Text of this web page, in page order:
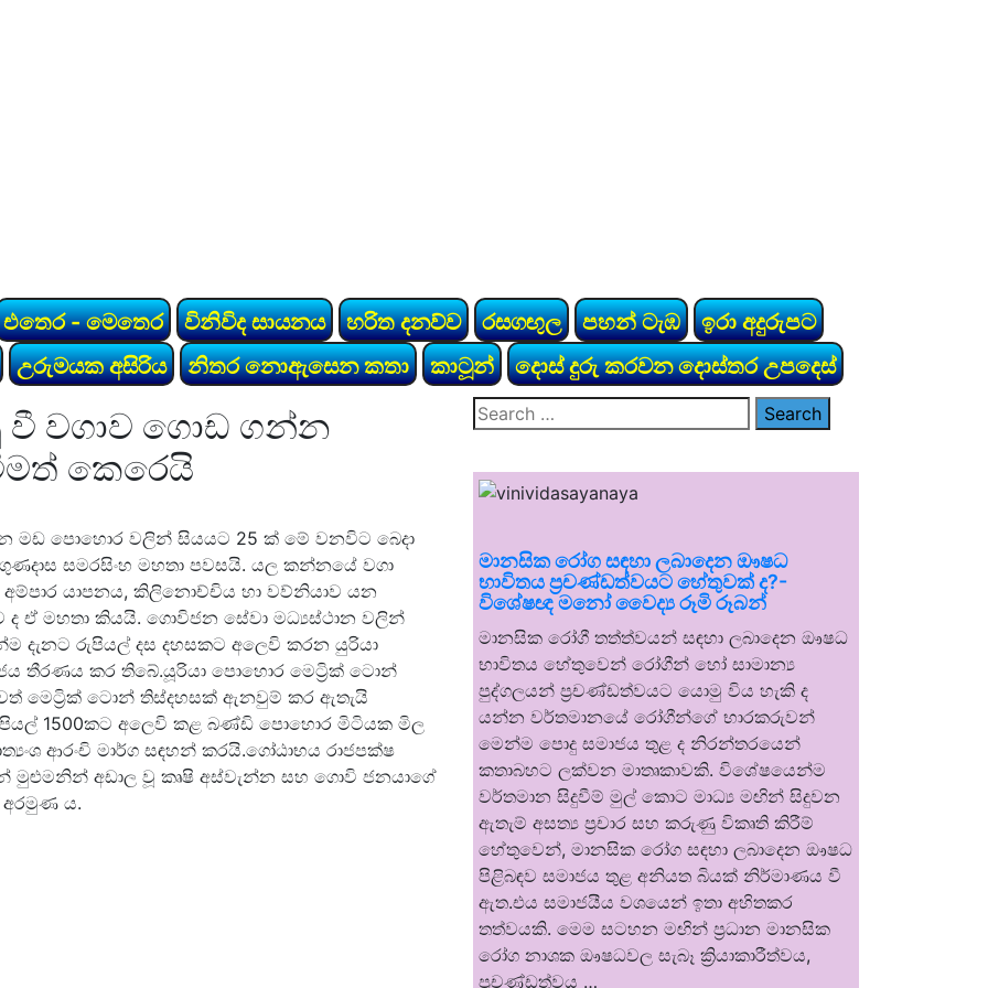
එතෙර - මෙතෙර විනිවිද සායනය හරිත දනව්ව රසගඟුල පහන් ටැඹ
ඉරා අදුරුපට
උරුමයක අසිරිය නිතර නොඇසෙන කතා කාටූන් දොස් දුරු කරවන දොස්තර උපදෙස්
වී වගාව ගොඩ ගන්න
කෙරෙයි
පොහොර වලින් සියයට 25 ක් මේ වනවිට බෙදා
සමරසිංහ මහතා පවසයි. යල කන්නයේ වගා
යාපනය, කිලිනොච්චිය හා වව්නියාව යන
ද ඒ මහතා කියයි. ගොවිජන සේවා මධ්‍යස්ථාන වලින්
දැනට රුපියල් දස දහසකට අලෙවි කරන යුරියා
තීරණය කර තිබේ.යූරියා පොහොර මෙට්‍රික් ටොන්
මෙට්‍රික් ටොන් තිස්දහසක් ඇනවුම් කර ඇතැයි
1500කට අලෙවි කළ බණ්ඩි පොහොර මිටියක මිල
ආරංචි මාර්ග සඳහන් කරයි.ගෝඨාභය රාජපක්ෂ
අඩාල වූ කෘෂි අස්වැන්න සහ ගොවි ජනයාගේ
අරමුණ ය.
Search
for:
මානසික රෝග සඳහා ලබාදෙන ඖෂධ
භාවිතය ප්‍රචණ්ඩත්වයට හේතුවක් ද?-
විශේෂඥ මනෝ වෛද්‍ය රූමි රූබන්
මානසික රෝගී තත්ත්වයන් සඳහා ලබාදෙන ඖෂධ
භාවිතය හේතුවෙන් රෝගීන් හෝ සාමාන්‍ය
පුද්ගලයන් ප්‍රචණ්ඩත්වයට යොමු විය හැකි ද
යන්න වර්තමානයේ රෝගීන්ගේ භාරකරුවන්
මෙන්ම පොදු සමාජය තුළ ද නිරන්තරයෙන්
කතාබහට ලක්වන මාතෘකාවකි. විශේෂයෙන්ම
වර්තමාන සිදුවීම් මුල් කොට මාධ්‍ය මඟින් සිදුවන
ඇතැම් අසත්‍ය ප්‍රචාර සහ කරුණු විකෘති කිරීම්
හේතුවෙන්, මානසික රෝග සඳහා ලබාදෙන ඖෂධ
පිළිබඳව සමාජය තුළ අනියත බියක් නිර්මාණය වී
ඇත.එය සමාජයීය වශයෙන් ඉතා අහිතකර
තත්වයකි. මෙම සටහන මඟින් ප්‍රධාන මානසික
රෝග නාශක ඖෂධවල සැබෑ ක්‍රියාකාරීත්වය,
ප්‍රචණ්ඩත්වය …